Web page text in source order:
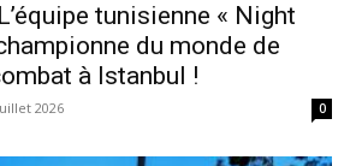
tunisienne « Night
du monde de
à Istanbul !
2026 0